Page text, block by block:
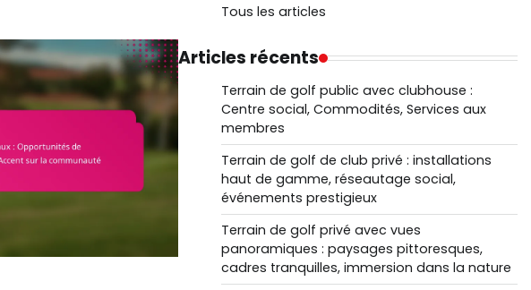
Tous les articles
Articles récents
Terrain de golf public avec clubhouse :
Centre social, Commodités, Services aux
membres
Terrain de golf de club privé : installations
haut de gamme, réseautage social,
événements prestigieux
Terrain de golf privé avec vues
panoramiques : paysages pittoresques,
cadres tranquilles, immersion dans la nature